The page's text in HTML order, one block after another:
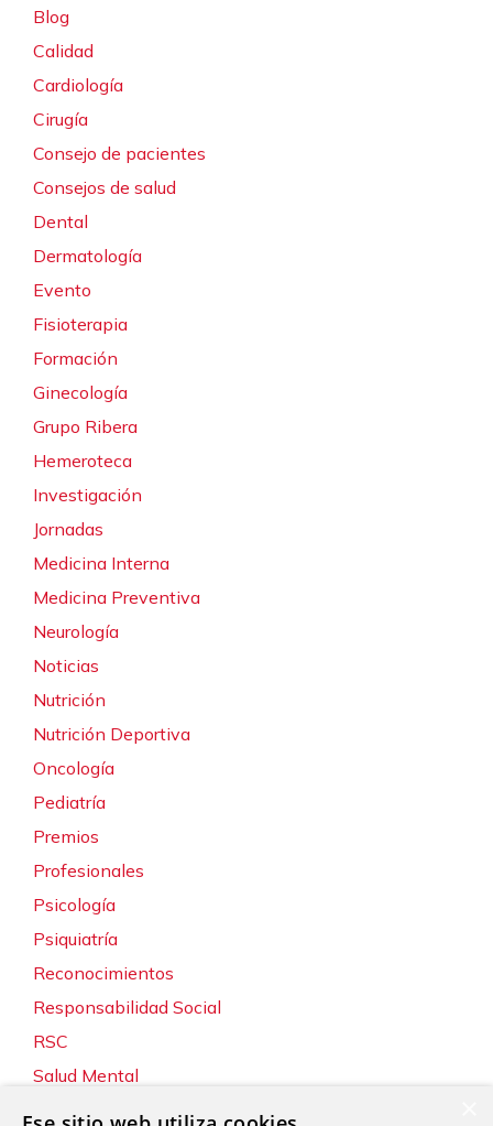
Blog
Calidad
Cardiología
Cirugía
Consejo de pacientes
Consejos de salud
Dental
Dermatología
Evento
Fisioterapia
Formación
Ginecología
Grupo Ribera
Hemeroteca
Investigación
Jornadas
Medicina Interna
Medicina Preventiva
Neurología
Noticias
Nutrición
Nutrición Deportiva
Oncología
Pediatría
Premios
Profesionales
Psicología
Psiquiatría
Reconocimientos
Responsabilidad Social
RSC
Salud Mental